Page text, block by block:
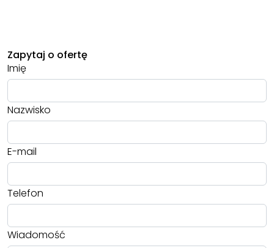
Zapytaj o ofertę
Imię
Nazwisko
E-mail
Telefon
Wiadomość